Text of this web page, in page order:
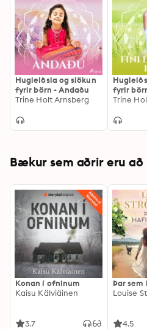
Hugleiðsla og slökun
fyrir börn - Andaðu
Trine Holt Arnsberg
fyrir
Trine
Bækur sem aðrir eru að
Konan í ofninum
Kaisu Kälviäinen
3.7
Þar
Louise
4.5